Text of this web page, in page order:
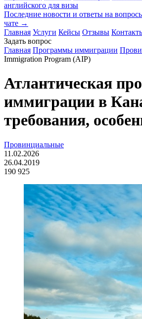
английского для визы
Последние новости и ответы на
чате →
Главная Услуги Кейсы Отзывы
Задать вопрос
Главная Программы иммиграции
Immigration Program (AIP)
Атлантическая
иммиграции в
требования,
Провинциальные
11.02.2026
26.04.2019
190 925